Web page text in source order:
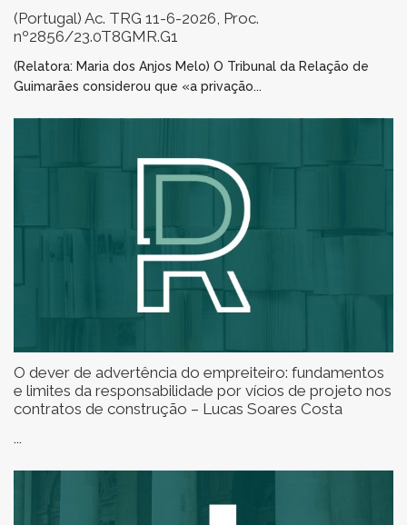
(Portugal) Ac. TRG 11-6-2026, Proc.
nº2856/23.0T8GMR.G1
(Relatora: Maria dos Anjos Melo) O Tribunal da Relação de
Guimarães considerou que «a privação...
O dever de advertência do empreiteiro: fundamentos
e limites da responsabilidade por vícios de projeto nos
contratos de construção – Lucas Soares Costa
...